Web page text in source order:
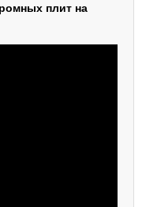
плит на